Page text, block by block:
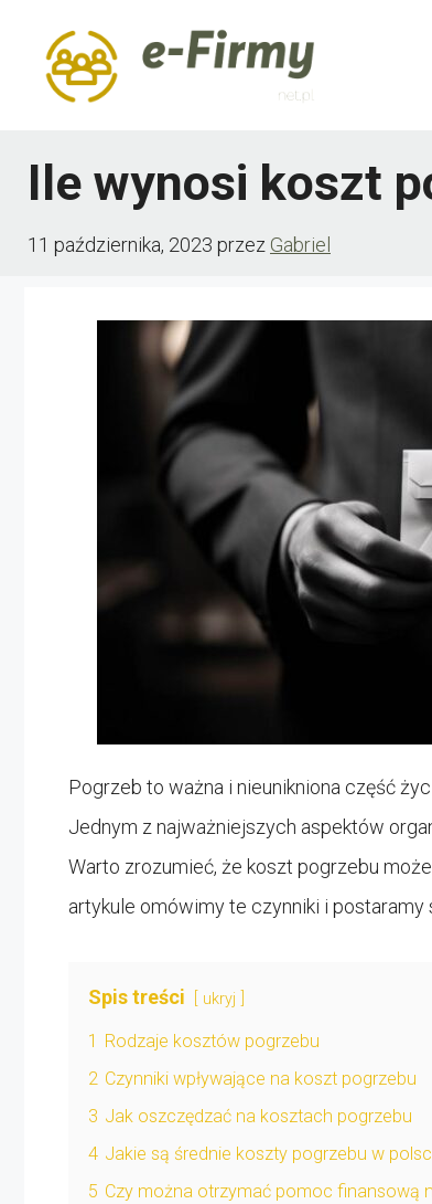
Ile wynosi koszt
11 października, 2023 przez Gabriel
Pogrzeb to ważna i nieunikniona część
Jednym z najważniejszych aspektów
Warto zrozumieć, że koszt pogrzebu
artykule omówimy te czynniki i
Spis treści ukryj
1
Rodzaje kosztów pogrzebu
2 Czynniki wpływające na koszt pogrzebu
3 Jak oszczędzać na kosztach pogrzebu
4 Jakie są średnie koszty pogrzebu w
5 Czy można otrzymać pomoc finansową